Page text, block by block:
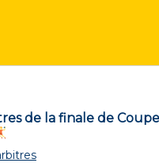
de la finale de